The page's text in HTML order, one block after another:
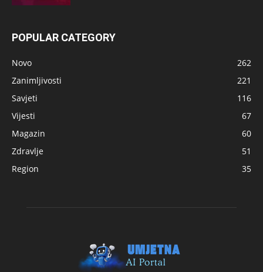
POPULAR CATEGORY
Novo
262
Zanimljivosti
221
Savjeti
116
Vijesti
67
Magazin
60
Zdravlje
51
Region
35